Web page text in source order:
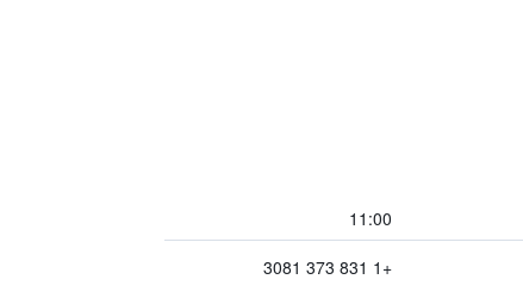
11:00
+1 831 373 3081